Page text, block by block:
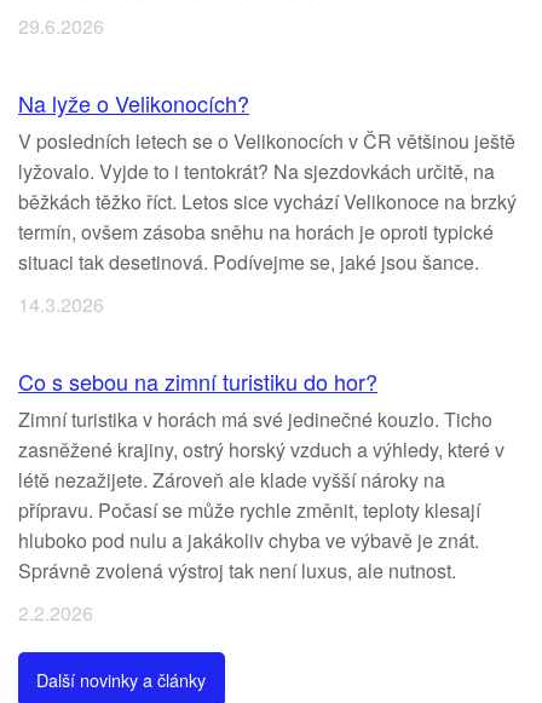
29.6.2026
Na lyže o Velikonocích?
V posledních letech se o Velikonocích v ČR většinou ještě
lyžovalo. Vyjde to i tentokrát? Na sjezdovkách určitě, na
běžkách těžko říct. Letos sice vychází Velikonoce na brzký
termín, ovšem zásoba sněhu na horách je oproti typické
situaci tak desetinová. Podívejme se, jaké jsou šance.
14.3.2026
Co s sebou na zimní turistiku do hor?
Zimní turistika v horách má své jedinečné kouzlo. Ticho
zasněžené krajiny, ostrý horský vzduch a výhledy, které v
létě nezažijete. Zároveň ale klade vyšší nároky na
přípravu. Počasí se může rychle změnit, teploty klesají
hluboko pod nulu a jakákoliv chyba ve výbavě je znát.
Správně zvolená výstroj tak není luxus, ale nutnost.
2.2.2026
Další novinky a články